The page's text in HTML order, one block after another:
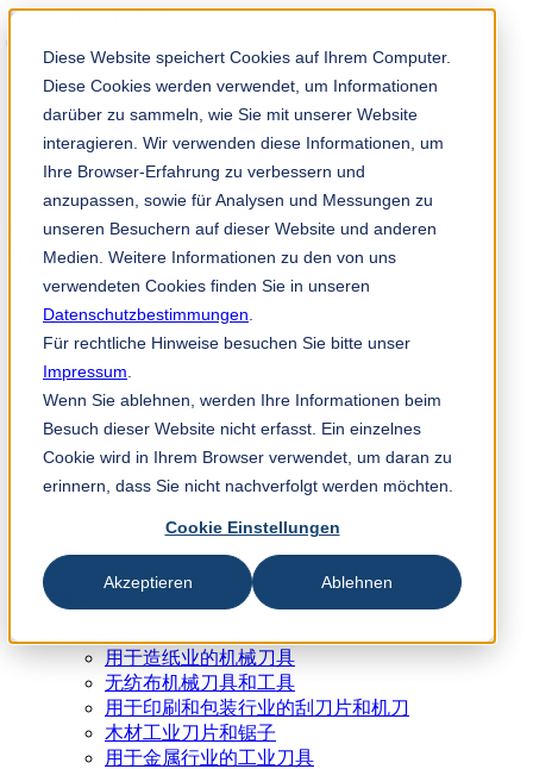
Diese Website speichert Cookies auf Ihrem Computer.
Diese Cookies werden verwendet, um Informationen
darüber zu sammeln, wie Sie mit unserer Website
interagieren. Wir verwenden diese Informationen, um
Ihre Browser-Erfahrung zu verbessern und
anzupassen, sowie für Analysen und Messungen zu
unseren Besuchern auf dieser Website und anderen
Medien. Weitere Informationen zu den von uns
verwendeten Cookies finden Sie in unseren
Datenschutzbestimmungen
Für rechtliche Hinweise besuchen Sie bitte unser
Impressum
Wenn Sie ablehnen, werden Ihre Informationen beim
Besuch dieser Website nicht erfasst. Ein einzelnes
Cookie wird in Ihrem Browser verwendet, um daran zu
erinnern, dass Sie nicht nachverfolgt werden möchten.
Cookie Einstellungen
Akzeptieren Ablehnen
TKM 应用程序
zh
+49 2191 969 255
TKM GmbH
In der Fleute 18
42897 Remscheid
用于造纸业的机械刀具
无纺布机械刀具和工具
用于印刷和包装行业的刮刀片和机刀
木材工业刀片和锯子
用于金属行业的工业刀具